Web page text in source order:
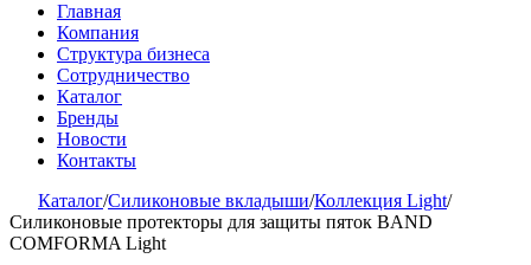
Главная
Компания
Структура бизнеса
Сотрудничество
Каталог
Бренды
Новости
Контакты
Каталог/Силиконовые вкладыши/Коллекция Light/
Силиконовые протекторы для защиты пяток BAND
COMFORMA Light